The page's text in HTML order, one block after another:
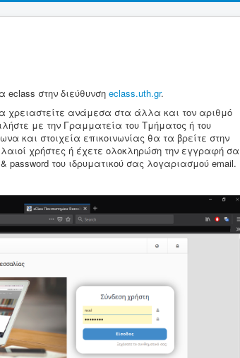
στην διεύθυνση eclass.uth.gr.
ανάμεσα στα άλλα και τον αριθμό
με την Γραμματεία του Τμήματος ή του
και στοιχεία επικοινωνίας θα τα βρείτε στην
χρήστες ή έχετε ολοκληρώση την εγγραφή
password του ιδρυματικού σας λογαριασμού email.